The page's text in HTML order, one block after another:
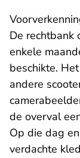
De rechtbank
enkele
beschikte.
andere
de overval
Op die dag
verdachte